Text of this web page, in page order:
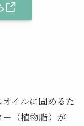
イルに固めるた
（植物脂）が